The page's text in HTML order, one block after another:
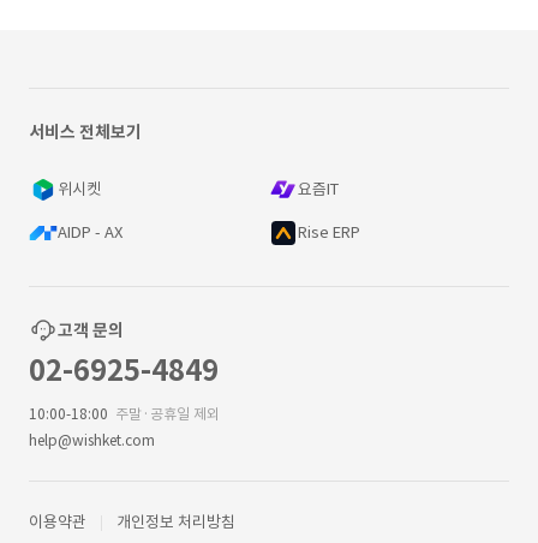
서비스 전체보기
위시켓 요즘IT
AIDP - AX Rise ERP
고객 문의
02-6925-4849
10:00-18:00 주말·공휴일 제외
help@wishket.com
이용약관 개인정보 처리방침